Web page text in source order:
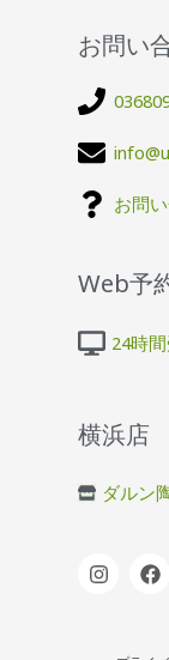
お問い
お問
Web予
24時
横浜店
ダルン